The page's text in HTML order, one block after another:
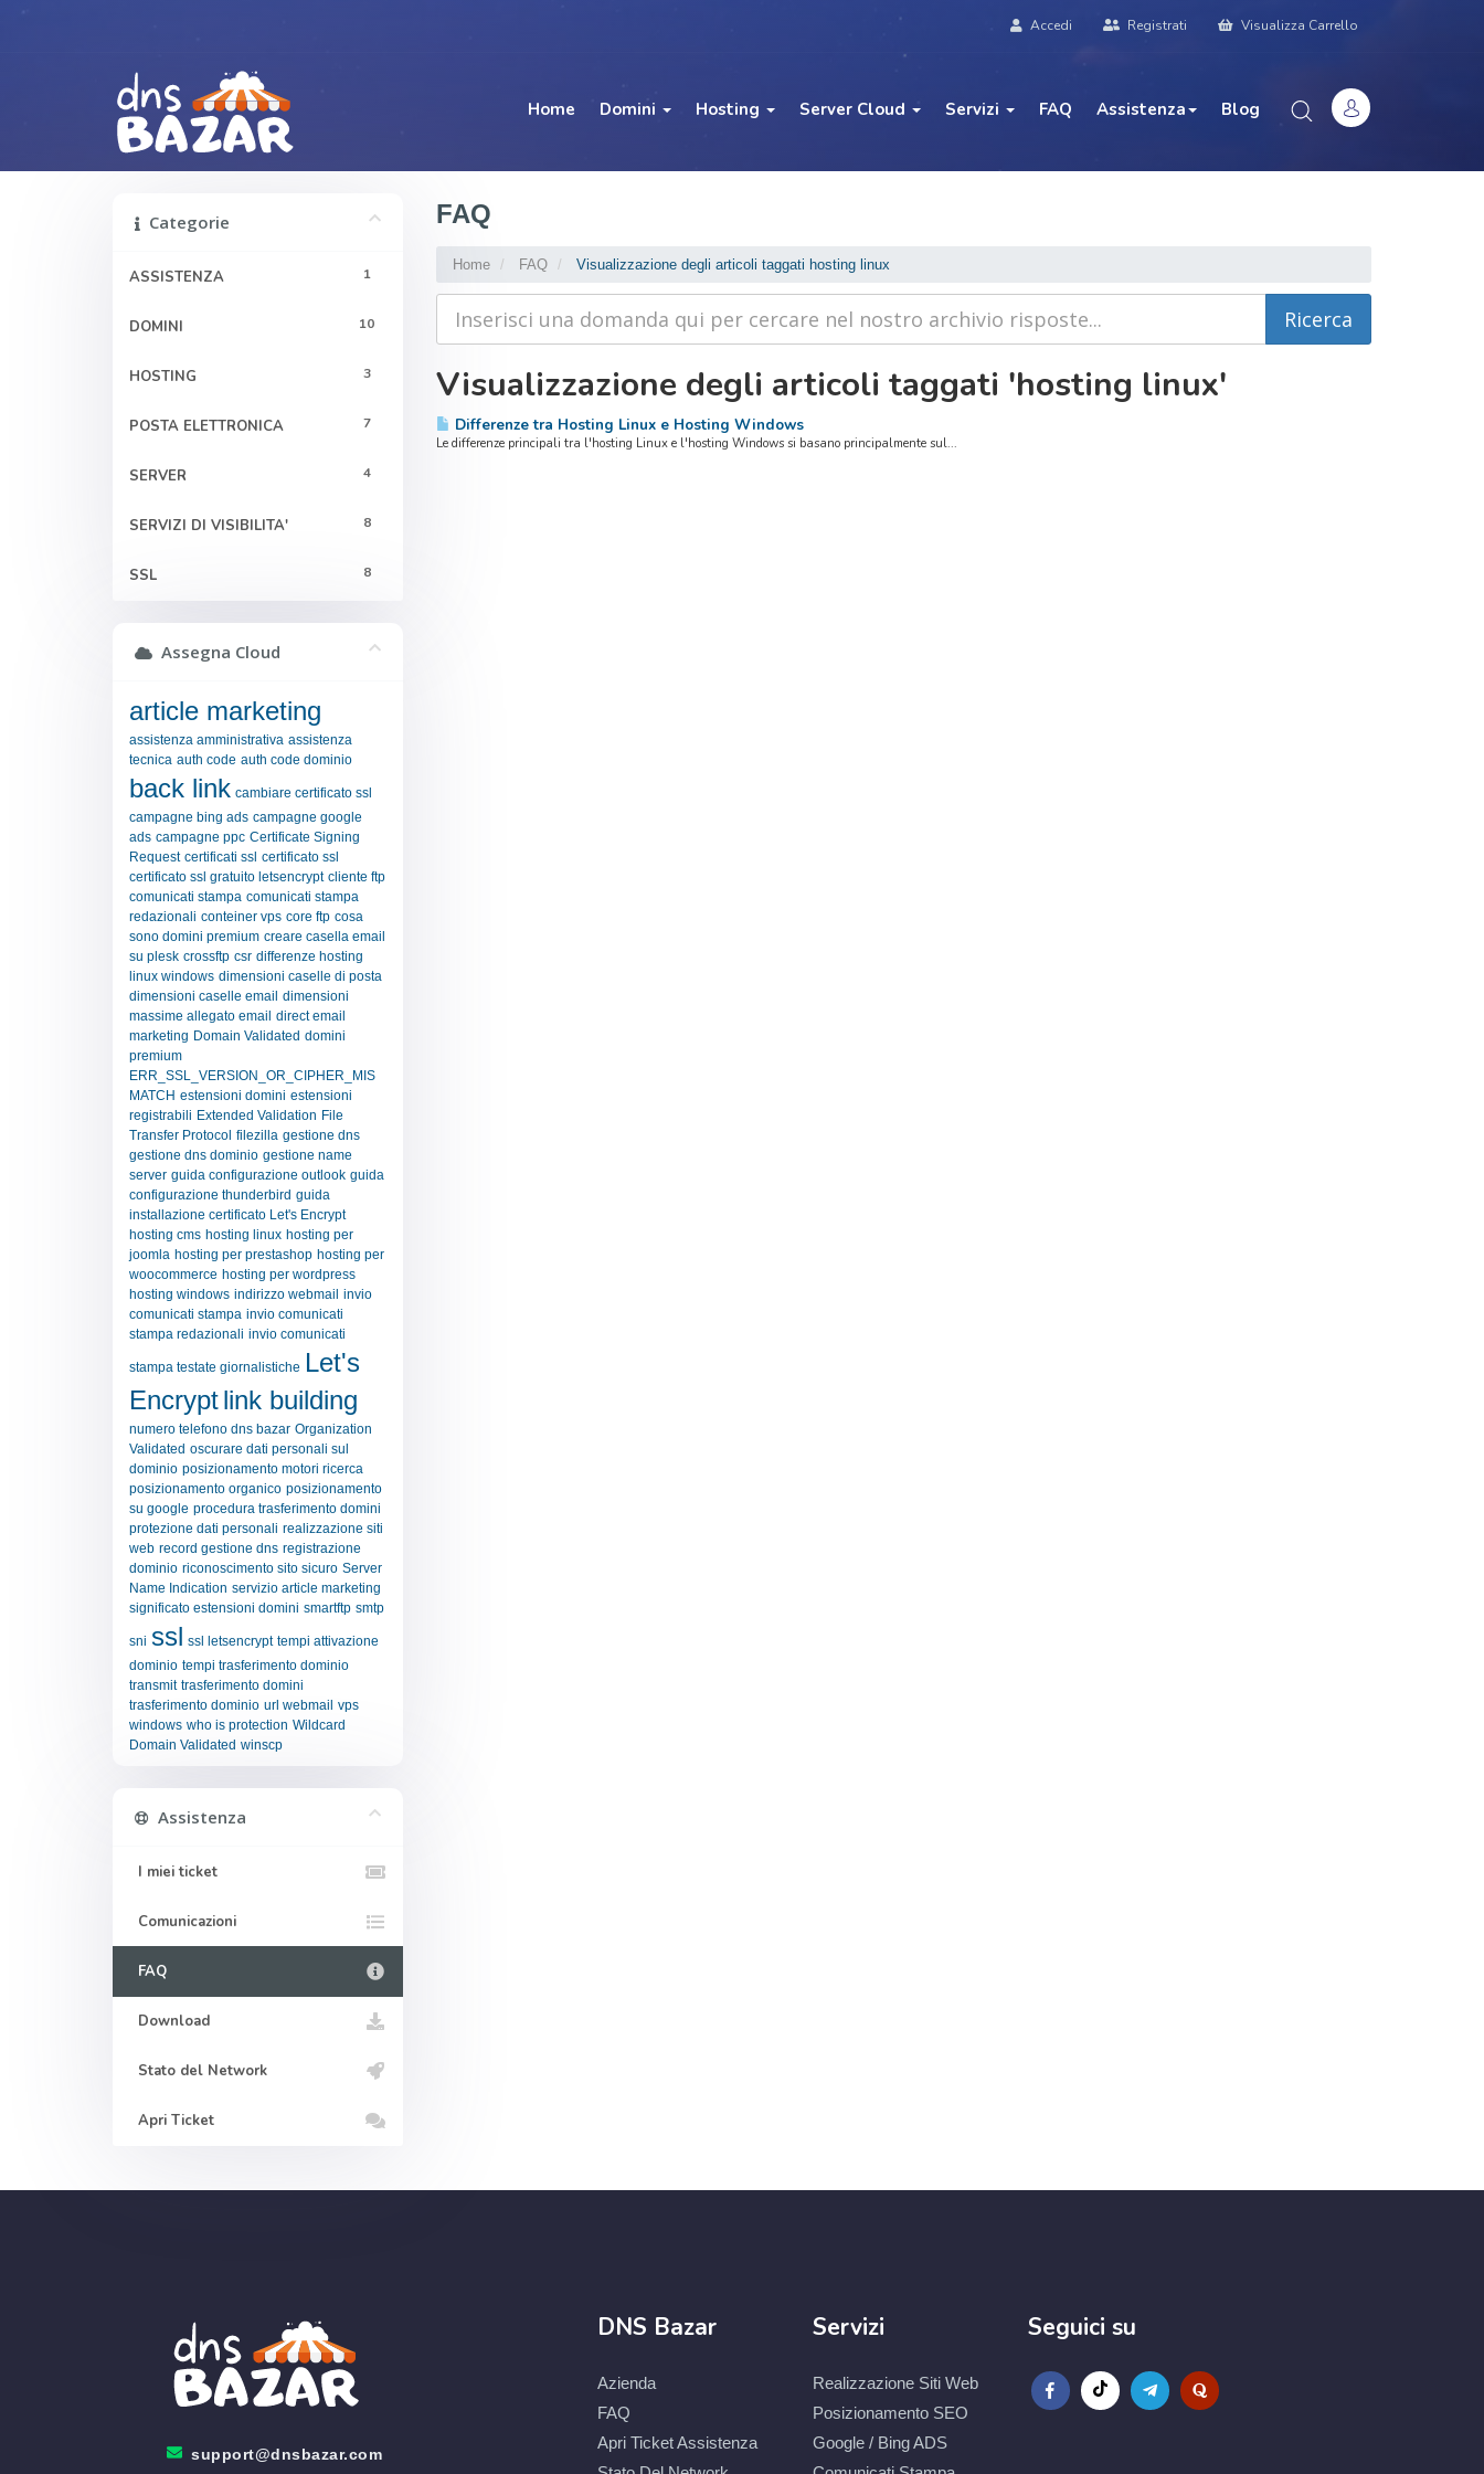
Accedi Registrati Visualizza Carrello
Home Domini Hosting Server Cloud Servizi FAQ Assistenza Blog
FAQ
Home FAQ Visualizzazione degli articoli taggati hosting linux
Categorie
1
ASSISTENZA
10
DOMINI
3
HOSTING
7
POSTA ELETTRONICA
4
SERVER
8
SERVIZI DI VISIBILITA'
8
SSL
Visualizzazione degli articoli taggati 'hosting linux'
Differenze tra Hosting Linux e Hosting Windows
Le differenze principali tra l'hosting Linux e l'hosting Windows si basano principalmente sul...
Assegna Cloud
article marketing
assistenza amministrativa assistenza
tecnica auth code auth code dominio
back link cambiare certificato ssl
campagne bing ads campagne google
ads campagne ppc Certificate Signing
Request certificati ssl certificato ssl
certificato ssl gratuito letsencrypt cliente ftp
comunicati stampa comunicati stampa
redazionali conteiner vps core ftp cosa
sono domini premium creare casella email
su plesk crossftp csr differenze hosting
linux windows dimensioni caselle di posta
dimensioni caselle email dimensioni
massime allegato email direct email
marketing Domain Validated domini
premium
ERR_SSL_VERSION_OR_CIPHER_MIS
MATCH estensioni domini estensioni
registrabili Extended Validation File
Transfer Protocol filezilla gestione dns
gestione dns dominio gestione name
server guida configurazione outlook guida
configurazione thunderbird guida
installazione certificato Let's Encrypt
hosting cms hosting linux hosting per
joomla hosting per prestashop hosting per
woocommerce hosting per wordpress
hosting windows indirizzo webmail invio
comunicati stampa invio comunicati
stampa redazionali invio comunicati
stampa testate giornalistiche Let's
Encryptlink building
numero telefono dns bazar Organization
Validated oscurare dati personali sul
dominio posizionamento motori ricerca
posizionamento organico posizionamento
su google procedura trasferimento domini
protezione dati personali realizzazione siti
web record gestione dns registrazione
dominio riconoscimento sito sicuro Server
Name Indication servizio article marketing
significato estensioni domini smartftp smtp
sni ssl ssl letsencrypt tempi attivazione
dominio tempi trasferimento dominio
transmit trasferimento domini
trasferimento dominio url webmail vps
windows who is protection Wildcard
Domain Validated winscp
Assistenza
I miei ticket
Comunicazioni
FAQ
Download
Stato del Network
Apri Ticket
support@dnsbazar.com
DNS Bazar
Azienda
FAQ
Apri Ticket Assistenza
Servizi
Realizzazione Siti Web
Posizionamento SEO
Google / Bing ADS
Seguici su